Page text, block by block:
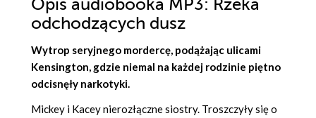
Opis audiobooka MP3: Rzeka
odchodzących dusz
Wytrop seryjnego mordercę, podążając ulicami
Kensington, gdzie niemal na każdej rodzinie piętno
odcisnęły narkotyki.
Mickey i Kacey nierozłączne siostry. Troszczyły się o